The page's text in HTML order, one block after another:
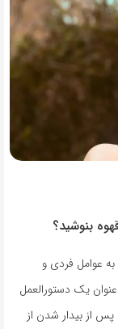
بنوشید؟
عوامل فردی و
یک دستورالعمل
می شود که حداقل 30 تا 60 دقیقه پس از بیدار شدن از